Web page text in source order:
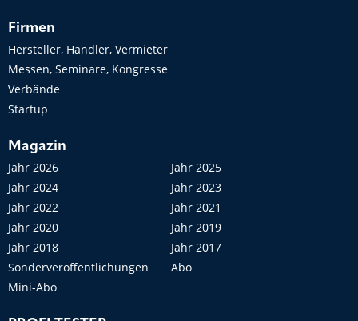
Firmen
Hersteller, Händler, Vermieter
Messen, Seminare, Kongresse
Verbände
Startup
Magazin
Jahr 2026
Jahr 2025
Jahr 2024
Jahr 2023
Jahr 2022
Jahr 2021
Jahr 2020
Jahr 2019
Jahr 2018
Jahr 2017
Sonderveröffentlichungen
Abo
Mini-Abo